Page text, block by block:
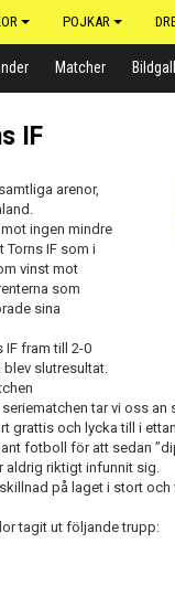
POJKAR
Matcher
IF
arenor,
ingen mindre
Torns IF som i
vinst mot
som
sina
IF fram till 2-0
slutresultat.
tar vi oss an
grattis och lycka till i
fotboll för att sedan
aldrig riktigt infunnit sig.
på laget i stort
tagit ut följande trupp: